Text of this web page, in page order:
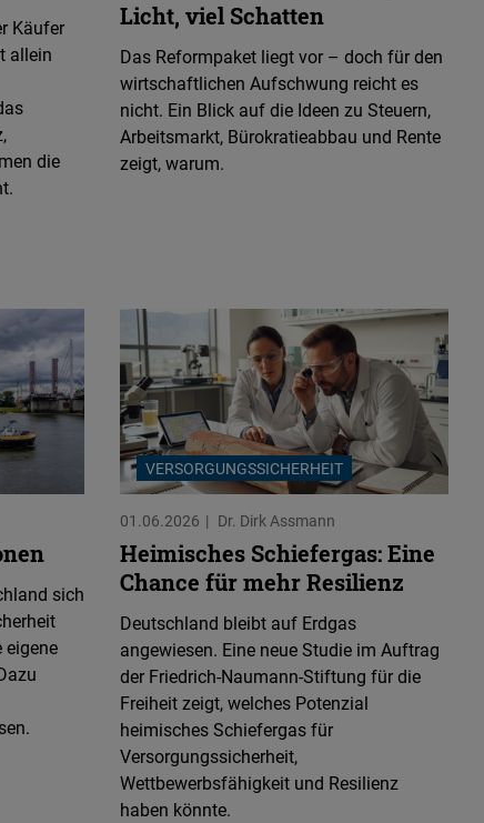
(PDF)
(PDF)
(PDF)
Käufer
allein
die
Licht, viel Schatten
Das Reformpaket liegt vor – doch für den
wirtschaftlichen Aufschwung reicht es
nicht. Ein Blick auf die Ideen zu Steuern,
Arbeitsmarkt, Bürokratieabbau und Rente
zeigt, warum.
sich
eigene
VERSORGUNGSSICHERHEIT
01.06.2026 Dr. Dirk Assmann
Heimisches Schiefergas: Eine
Chance für mehr Resilienz
Deutschland bleibt auf Erdgas
angewiesen. Eine neue Studie im Auftrag
der Friedrich-Naumann-Stiftung für die
Freiheit zeigt, welches Potenzial
heimisches Schiefergas für
Versorgungssicherheit,
Wettbewerbsfähigkeit und Resilienz
haben könnte.